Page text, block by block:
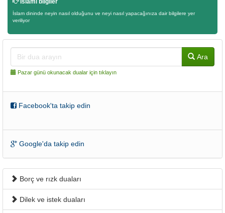
İslami bilgiler
İslam dininde neyin nasıl olduğunu ve neyi nasıl yapacağınıza dair bilgilere yer
veriliyor
Ara
Pazar günü okunacak dualar için tıklayın
Facebook'ta takip edin
Google'da takip edin
Borç ve rızk duaları
Dilek ve istek duaları